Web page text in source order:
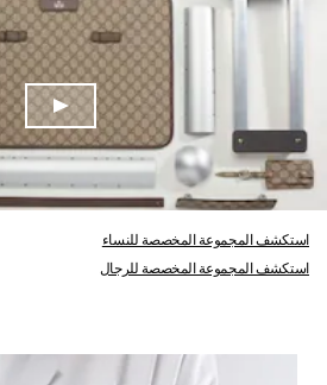
استكشف المجموعة المخصصة للنساء
استكشف المجموعة المخصصة للرجال